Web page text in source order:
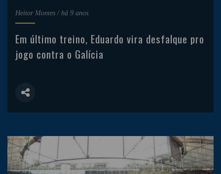
Heitor Montes / há 9 anos
Em último treino, Eduardo vira desfalque pro
jogo contra o Galícia